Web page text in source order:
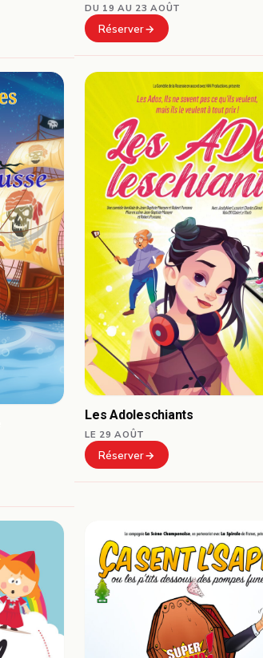
DU 19 AU 23 AOÛT
Réserver
Les Adoleschiants
LE 29 AOÛT
Réserver